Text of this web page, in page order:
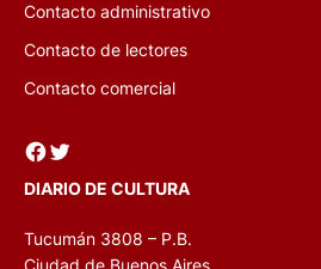
Contacto administrativo
Contacto de lectores
Contacto comercial
Facebook Twitter
DIARIO DE CULTURA
Tucumán 3808 – P.B.
Ciudad de Buenos Aires